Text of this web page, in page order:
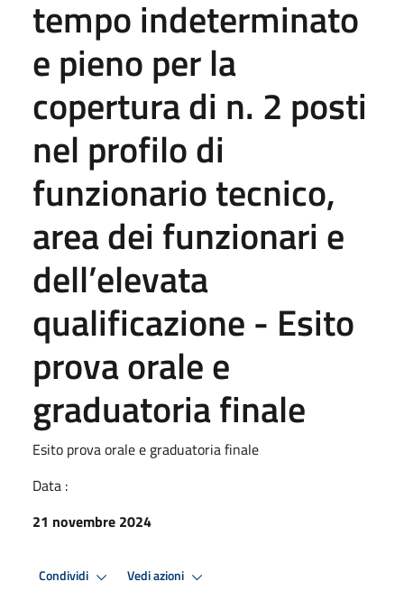
tempo indeterminato
e pieno per la
copertura di n. 2 posti
nel profilo di
funzionario tecnico,
area dei funzionari e
dell’elevata
qualificazione - Esito
prova orale e
graduatoria finale
Esito prova orale e graduatoria finale
Data :
21 novembre 2024
Condividi Vedi azioni